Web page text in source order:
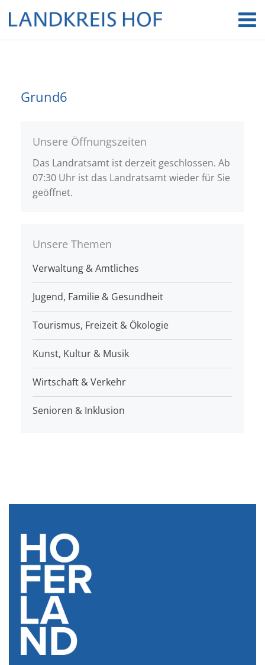
Grund6
Unsere Öffnungszeiten
Das Landratsamt ist derzeit geschlossen. Ab
07:30 Uhr ist das Landratsamt wieder für Sie
geöffnet.
Unsere Themen
Verwaltung & Amtliches
Jugend, Familie & Gesundheit
Tourismus, Freizeit & Ökologie
Kunst, Kultur & Musik
Wirtschaft & Verkehr
Senioren & Inklusion